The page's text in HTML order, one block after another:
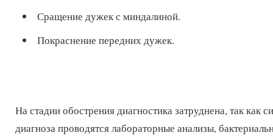
Сращение дужек с миндалиной.
Покраснение передних дужек.
На стадии обострения диагностика затруднена, так
диагноза проводятся лабораторные анализы,